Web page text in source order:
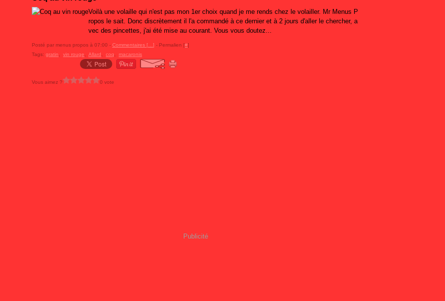
Voilà une volaille qui n'est pas mon 1er choix quand je me rends chez le volailler. Mr Menus P
ropos le sait. Donc discrètement il l'a commandé à ce dernier et à 2 jours d'aller le chercher, a
vec des pincettes, j'ai été mise au courant. Vous vous doutez...
Posté par menus propos à 07:00 - Commentaires [ ] - Permalien [#]
Tags: gratin vin rouge Allard coq macaronis
Vous aimez ? 0 vote
Publicité